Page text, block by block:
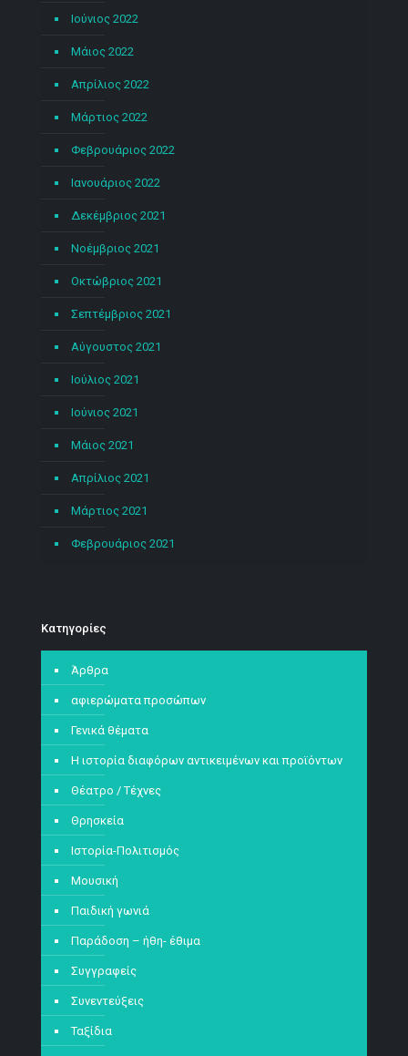
Ιούνιος 2022
Μάιος 2022
Απρίλιος 2022
Μάρτιος 2022
Φεβρουάριος 2022
Ιανουάριος 2022
Δεκέμβριος 2021
Νοέμβριος 2021
Οκτώβριος 2021
Σεπτέμβριος 2021
Αύγουστος 2021
Ιούλιος 2021
Ιούνιος 2021
Μάιος 2021
Απρίλιος 2021
Μάρτιος 2021
Φεβρουάριος 2021
Kατηγορίες
Άρθρα
αφιερώματα προσώπων
Γενικά θέματα
Η ιστορία διαφόρων αντικειμένων και προϊόντων
Θέατρο / Τέχνες
Θρησκεία
Ιστορία-Πολιτισμός
Μουσική
Παιδική γωνιά
Παράδοση – ήθη- έθιμα
Συγγραφείς
Συνεντεύξεις
Ταξίδια